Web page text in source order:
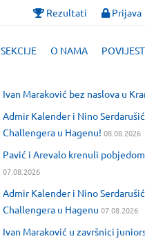
Rezultati Prijava
SEKCIJE O NAMA POVIJEST
Ivan Maraković bez naslova u
Admir Kalender i Nino
Challengera u Hagenu! 08.08.2026
Pavić i Arevalo krenuli
07.08.2026
Admir Kalender i Nino
Challengera u Hagenu 07.08.2026
Ivan Maraković u završnici